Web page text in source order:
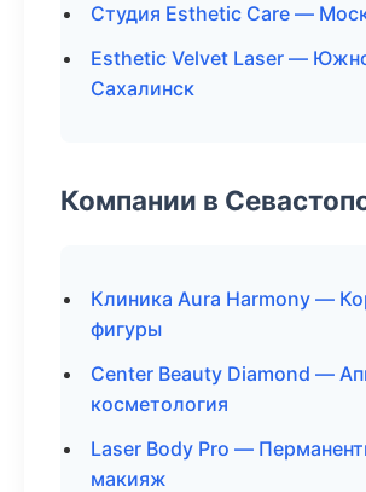
Студия Esthetic Care —
Esthetic Velvet Laser —
Сахалинск
Компании в
Клиника Aura Harmony —
фигуры
Center Beauty Diamond —
косметология
Laser Body Pro —
макияж